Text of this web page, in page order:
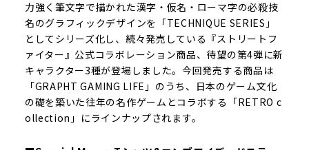
力強く筆文字で描かれた漢字・仮名・ローマ字の必殺技
名のグラフィックデザインを「TECHNIQUE SERIES」
としてシリーズ化し、続々発売している『ストリートフ
ァイター』公式コラボレーション商品、待望の第4弾に新
キャラクター3種が登場しました。今回発売する商品は
「GRAPHT GAMING LIFE」のうち、日本のゲーム文化
の礎を築いた往年の名作ゲームとコラボする「RETRO c
ollection」にラインナップされます。